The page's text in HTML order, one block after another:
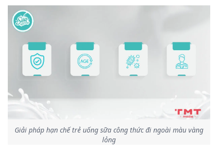
Giải pháp hạn chế trẻ uống sữa công thức đi ngoài màu vàng
lỏng